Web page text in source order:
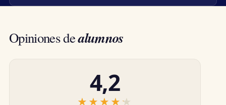
Opiniones dealumnos
4,2
★★★★★
★★★★★